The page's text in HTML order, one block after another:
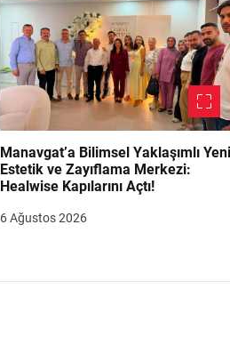
Manavgat’a Bilimsel Yaklaşımlı
Estetik ve Zayıflama Merkezi:
Healwise Kapılarını Açtı!
6 Ağustos 2026